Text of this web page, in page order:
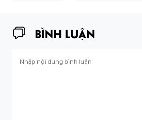
BÌNH LUẬN